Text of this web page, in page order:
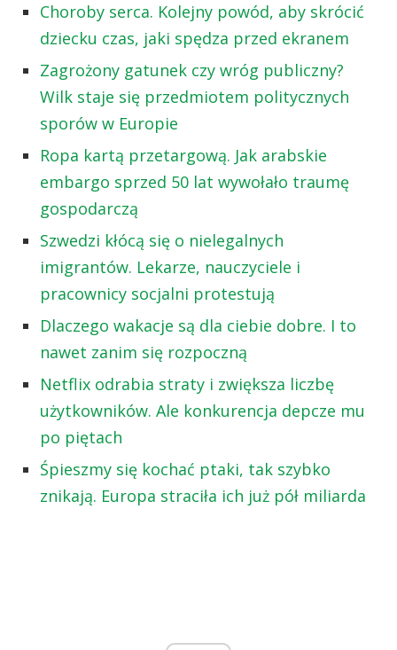
Choroby serca. Kolejny powód, aby skrócić
dziecku czas, jaki spędza przed ekranem
Zagrożony gatunek czy wróg publiczny?
Wilk staje się przedmiotem politycznych
sporów w Europie
Ropa kartą przetargową. Jak arabskie
embargo sprzed 50 lat wywołało traumę
gospodarczą
Szwedzi kłócą się o nielegalnych
imigrantów. Lekarze, nauczyciele i
pracownicy socjalni protestują
Dlaczego wakacje są dla ciebie dobre. I to
nawet zanim się rozpoczną
Netflix odrabia straty i zwiększa liczbę
użytkowników. Ale konkurencja depcze mu
po piętach
Śpieszmy się kochać ptaki, tak szybko
znikają. Europa straciła ich już pół miliarda